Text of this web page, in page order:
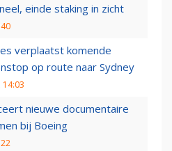
einde staking in zicht
verplaatst komende
op route naar Sydney
14:03
nieuwe documentaire
bij Boeing